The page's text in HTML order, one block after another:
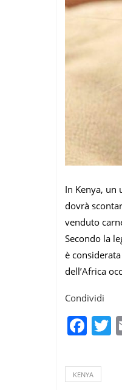
In Kenya, un
dovrà
venduto
Secondo la
è
dell’Africa
Condividi
KENYA